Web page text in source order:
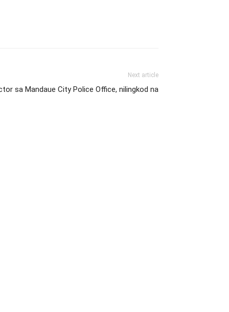
Next article
sa Mandaue City Police Office, nilingkod na